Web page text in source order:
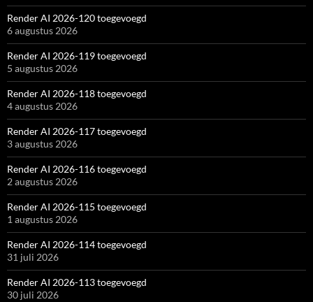
Render AI 2026-120 toegevoegd
6 augustus 2026
Render AI 2026-119 toegevoegd
5 augustus 2026
Render AI 2026-118 toegevoegd
4 augustus 2026
Render AI 2026-117 toegevoegd
3 augustus 2026
Render AI 2026-116 toegevoegd
2 augustus 2026
Render AI 2026-115 toegevoegd
1 augustus 2026
Render AI 2026-114 toegevoegd
31 juli 2026
Render AI 2026-113 toegevoegd
30 juli 2026